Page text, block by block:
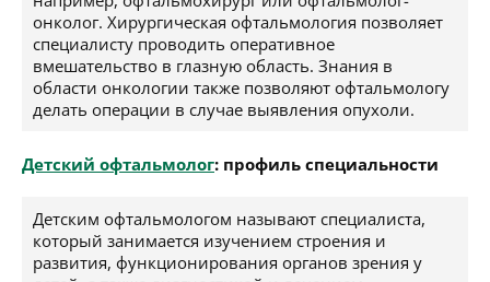
онколог. Хирургическая офтальмология позволяет
специалисту проводить оперативное
вмешательство в глазную область. Знания в
области онкологии также позволяют офтальмологу
делать операции в случае выявления опухоли.
Детский офтальмолог: профиль специальности
Детским офтальмологом называют специалиста,
который занимается изучением строения и
развития, функционирования органов зрения у